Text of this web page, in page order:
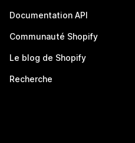
Documentation API
Communauté Shopify
Le blog de Shopify
Recherche